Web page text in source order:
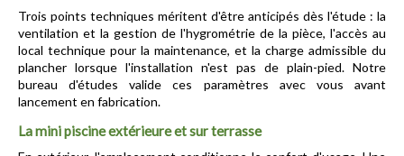
Trois points techniques méritent d'être anticipés dès l'étude : la
ventilation et la gestion de l'hygrométrie de la pièce, l'accès au
local technique pour la maintenance, et la charge admissible du
plancher lorsque l'installation n'est pas de plain-pied. Notre
bureau d'études valide ces paramètres avec vous avant
lancement en fabrication.
La mini piscine extérieure et sur terrasse